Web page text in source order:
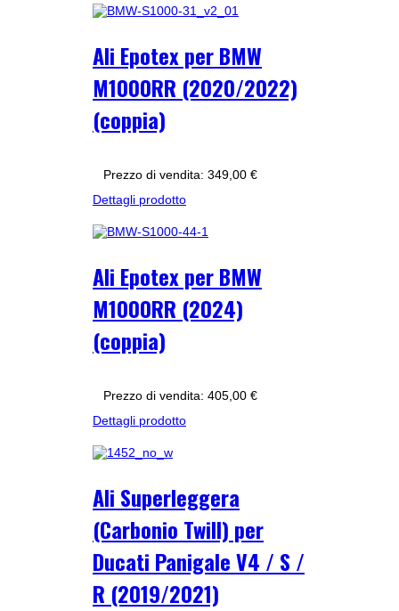
Ali Epotex per BMW
M1000RR (2020/2022)
(coppia)
Prezzo di vendita: 349,00 €
Dettagli prodotto
Ali Epotex per BMW
M1000RR (2024)
(coppia)
Prezzo di vendita: 405,00 €
Dettagli prodotto
Ali Superleggera
(Carbonio Twill) per
Ducati Panigale V4 / S /
R (2019/2021)